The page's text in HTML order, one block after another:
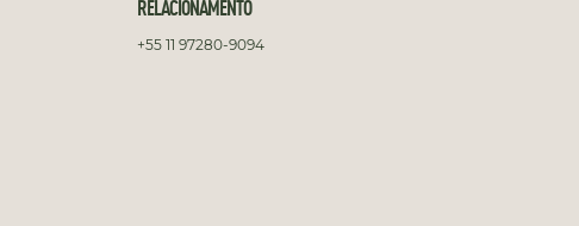
+55 11 97280-9094